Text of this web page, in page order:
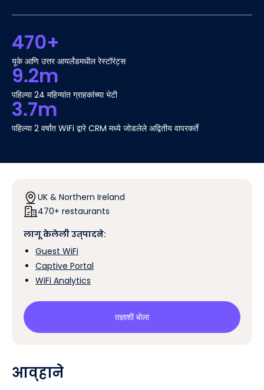
470+
यूके आणि उत्तर आयर्लंडमधील रेस्टॉरंट्स
9.2m
पहिल्या 24 महिन्यांत ग्राहकांच्या भेटी
3.7m
पहिल्या 2 वर्षांत WiFi द्वारे CRM मध्ये जोडलेले अद्वितीय वापरकर्ते
UK & Northern Ireland
470+ restaurants
लागू केलेली उत्पादने:
Guest WiFi
Captive Portal
WiFi Analytics
तज्ञाशी बोला
आव्हाने